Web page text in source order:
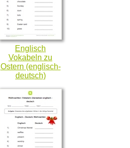
Englisch
Vokabeln zu
Ostern (englisch-
deutsch)